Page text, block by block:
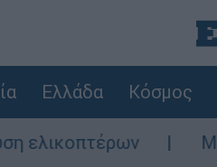
Ελλάδα Κόσμος
Μπαράζ